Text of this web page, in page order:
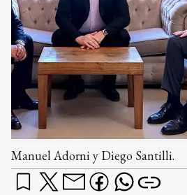
Manuel Adorni y Diego Santilli.